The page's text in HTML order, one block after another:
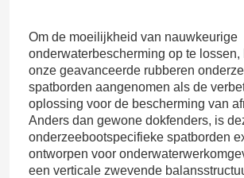
Om de moeilijkheid van nauwkeurige
onderwaterbescherming op te lossen,
onze geavanceerde rubberen
spatborden aangenomen als de
oplossing voor de bescherming van
Anders dan gewone dokfenders, is
onderzeebootspecifieke spatborden
ontworpen voor
een verticale zwevende